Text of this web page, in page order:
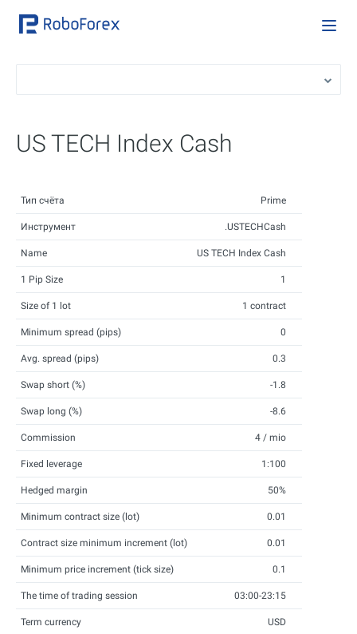
US TECH Index Cash
Тип счёта Prime
Инструмент .USTECHCash
Name US TECH Index Cash
1 Pip Size 1
Size of 1 lot 1 contract
Minimum spread (pips) 0
Avg. spread (pips) 0.3
Swap short (%) -1.8
Swap long (%) -8.6
Commission 4 / mio
Fixed leverage 1:100
Hedged margin 50%
Minimum contract size (lot) 0.01
Contract size minimum increment (lot) 0.01
Minimum price increment (tick size) 0.1
The time of trading session 03:00-23:15
Term currency USD